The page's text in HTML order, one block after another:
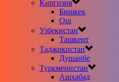
Киргизия
Бишкек
Ош
Узбекистан
Ташкент
Таджикистан
Душанбе
Туркменистан
Ашхабад